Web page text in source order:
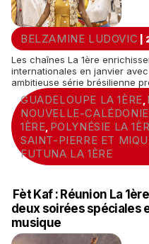
BELZAMINE LUDOVIC |
Les chaînes La 1ère
internationales en janvier
ambitieuse série brésilienne
GUADELOUPE LA 1ÈRE,
NOUVELLE-
1ÈRE, POLYNÉSIE LA
SAINT-PIERRE ET
FUTUNA LA 1ÈRE
Fèt Kaf : Réunion La
deux soirées spéciales
musique